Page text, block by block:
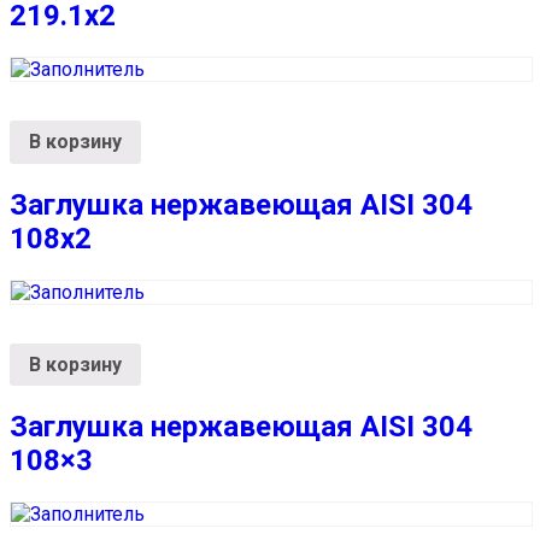
219.1х2
В корзину
Заглушка нержавеющая AISI 304
108х2
В корзину
Заглушка нержавеющая AISI 304
108×3